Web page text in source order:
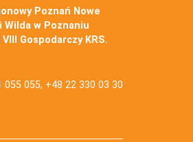
Poznań Nowe
Wilda w Poznaniu
VIII Gospodarczy KRS.
055, +48 22 330 03 30